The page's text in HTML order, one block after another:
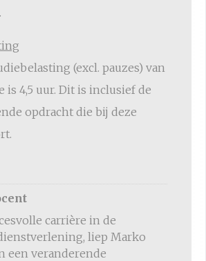
(excl. pauzes) van
is 4,5 uur. Dit is inclusief de
opdracht die bij deze
carrière in de
liep Marko
een veranderende